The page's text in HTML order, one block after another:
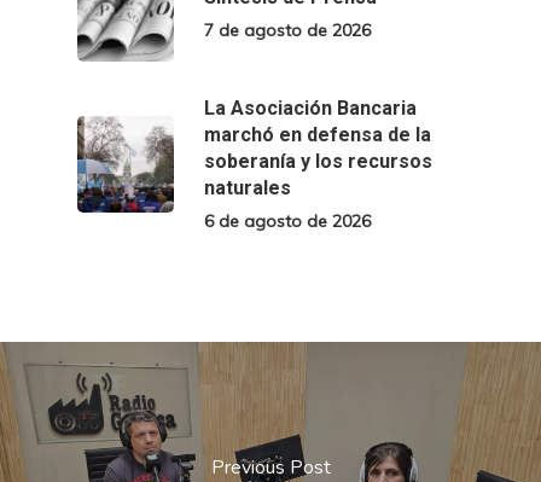
7 de agosto de 2026
La Asociación Bancaria
marchó en defensa de la
soberanía y los recursos
naturales
6 de agosto de 2026
Previous Post